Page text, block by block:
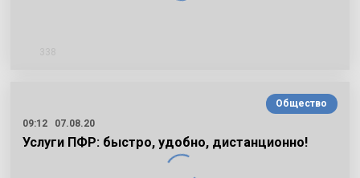
Общество
09:12
07.08.20
Услуги ПФР: быстро, удобно, дистанционно!